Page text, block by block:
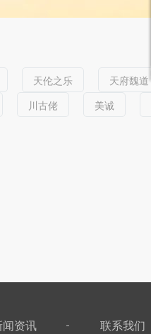
天伦之乐
天府魏道
川古佬 美诚
闻资讯 联系我们